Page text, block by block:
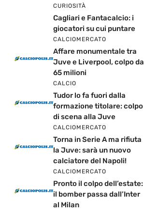
CURIOSITÀ
Cagliari e Fantacalcio: i
giocatori su cui puntare
CALCIOMERCATO
Affare monumentale tra
Juve e Liverpool, colpo da
65 milioni
CALCIO
Tudor lo fa fuori dalla
formazione titolare: colpo
di scena alla Juve
CALCIOMERCATO
Torna in Serie A ma rifiuta
la Juve: sarà un nuovo
calciatore del Napoli!
CALCIOMERCATO
Pronto il colpo dell’estate:
il bomber passa dall’Inter
al Milan